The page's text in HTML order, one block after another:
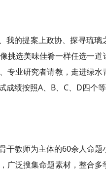
我的提案上政协、探寻琉
挑选美味佳肴一样任选一
专业研究者请教，走进绿
绩按照A、B、C、D四个等
干教师为主体的60余人命
广泛搜集命题素材，整合